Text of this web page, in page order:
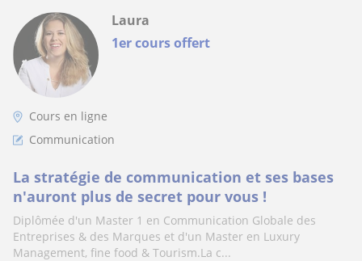
1er cours offert
Laura
Cours en ligne
Communication
La stratégie de communication et ses bases
n'auront plus de secret pour vous !
Diplômée d'un Master 1 en Communication Globale des
Entreprises & des Marques et d'un Master en Luxury
Management, fine food & Tourism.La c...